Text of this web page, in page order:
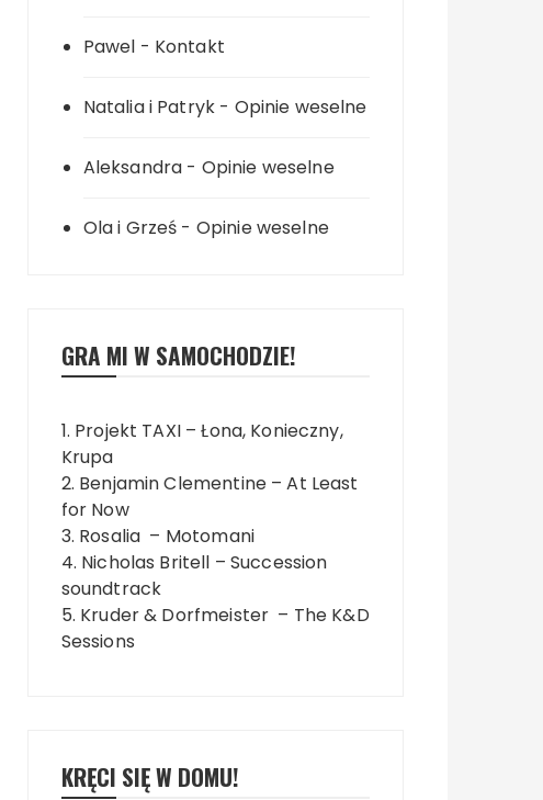
Pawel - Kontakt
Natalia i Patryk - Opinie weselne
Aleksandra - Opinie weselne
Ola i Grześ - Opinie weselne
GRA MI W SAMOCHODZIE!
1. Projekt TAXI – Łona, Konieczny,
Krupa
2. Benjamin Clementine – At Least
for Now
3. Rosalia – Motomani
4. Nicholas Britell – Succession
soundtrack
5. Kruder & Dorfmeister – The K&D
Sessions
KRĘCI SIĘ W DOMU!